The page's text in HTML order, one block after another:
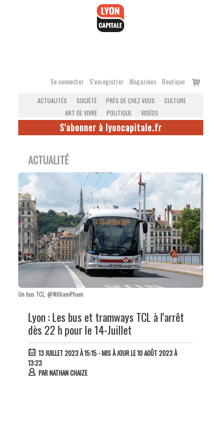
Se connecter S’enregistrer Magazines Boutique
Voir
ACTUALITÉS SOCIÉTÉ PRÈS DE CHEZ VOUS
CULTURE
ART DE VIVRE
POLITIQUE VIDÉOS
S'abonner à lyoncapitale.fr
ACTUALITÉ
Un bus TCL. @WilliamPham
Lyon : Les bus et tramways TCL à l'arrêt
dès 22 h pour le 14-Juillet
13 JUILLET 2023 À 15:15- MIS À JOUR LE 10 AOÛT 2023 À
13:23
PARNATHAN CHAIZE